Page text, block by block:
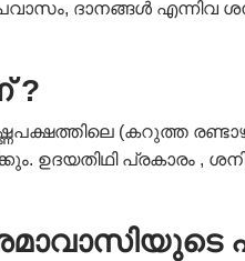
ദാനങ്ങൾ എന്നിവ ശനി
?
(കറുത്ത
ഉദയതിഥി പ്രകാരം ,